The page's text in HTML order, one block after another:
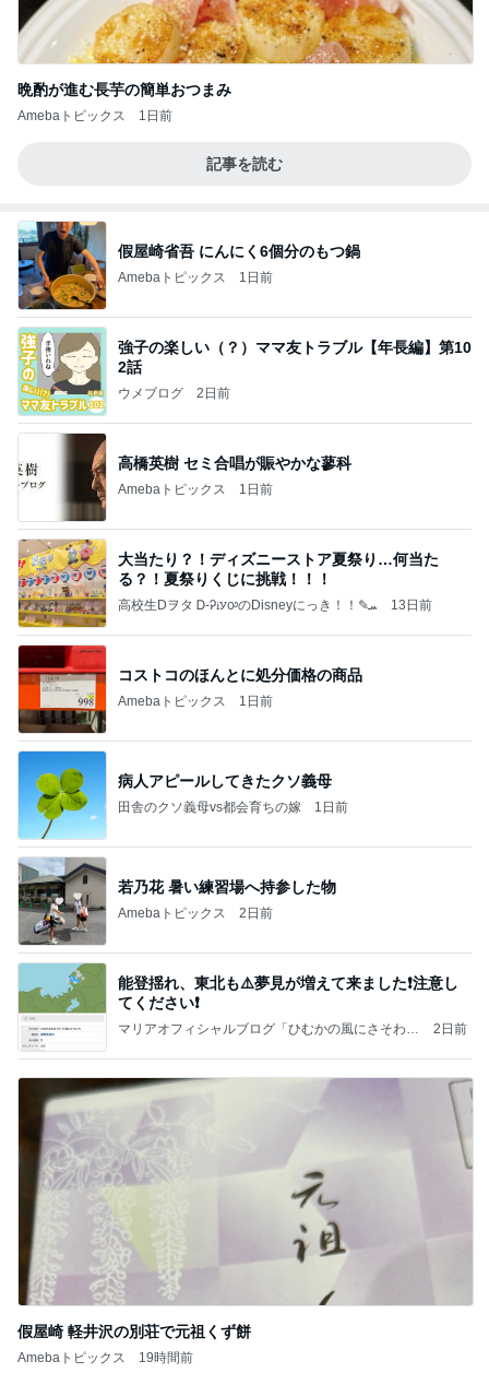
晩酌が進む長芋の簡単おつまみ
Amebaトピックス 1日前
記事を読む
假屋崎省吾 にんにく6個分のもつ鍋
Amebaトピックス 1日前
強子の楽しい（？）ママ友トラブル【年長編】第10
2話
ウメブログ 2日前
高橋英樹 セミ合唱が賑やかな蓼科
Amebaトピックス 1日前
大当たり？！ディズニーストア夏祭り…何当た
る？！夏祭りくじに挑戦！！！
高校生Dヲタ Ꭰ-ᎮꭵꭹꭴのDisneyにっき！！✎ܚ 13日前
コストコのほんとに処分価格の商品
Amebaトピックス 1日前
病人アピールしてきたクソ義母
田舎のクソ義母vs都会育ちの嫁 1日前
若乃花 暑い練習場へ持参した物
Amebaトピックス 2日前
能登揺れ、東北も⚠️夢見が増えて来ました❗️注意し
てください❗️
マリアオフィシャルブログ「ひむかの風にさそわれ
2日前
假屋崎 軽井沢の別荘で元祖くず餅
Amebaトピックス 19時間前